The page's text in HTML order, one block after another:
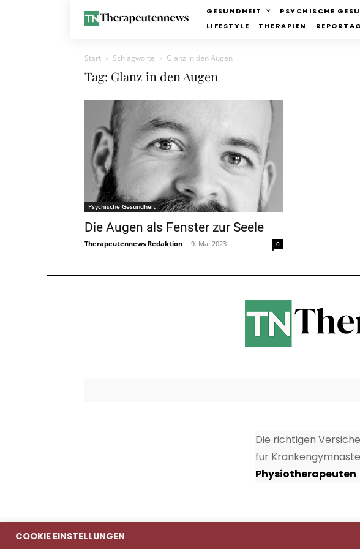
GESUNDHEIT PSYCHISCHE
LIFESTYLE
THERAPIEN
Start Schlagworte Glanz in den Augen
Tag: Glanz in den Augen
Psychische Gesundheit
Die Augen als Fenster zur Seele
Therapeutennews Redaktion - 9. Mai 2023 0
Die richtigen
für
Physiotherapeuten
COOKIE EINSTELLUNGEN